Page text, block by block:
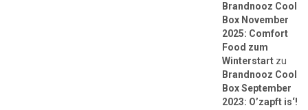
Brandnooz Cool
Box November
2025: Comfort
Food zum
Winterstartzu
Brandnooz Cool
Box September
2023: O’zapft is‘!